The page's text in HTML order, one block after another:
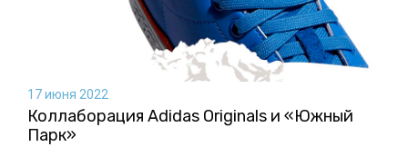
17 июня 2022
Коллаборация Аdidas Originals и «Южный
Парк»